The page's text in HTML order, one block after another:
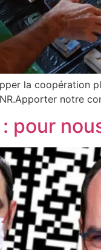
la coopération
notre
pour